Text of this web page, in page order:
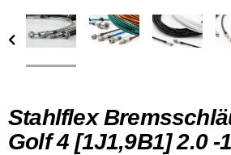
Stahlflex
Golf 4 [1J1,9B1] 2.0 -